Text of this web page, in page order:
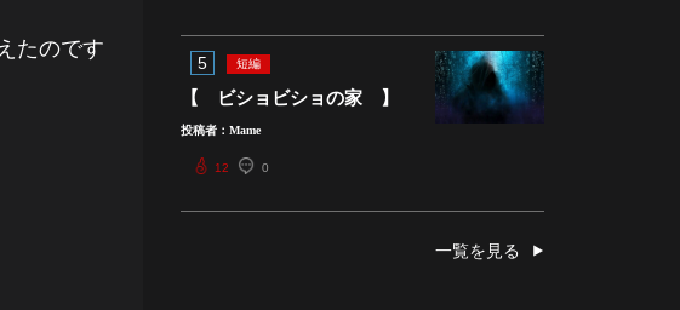
5 短編
【 ビショビショの家 】
投稿者：Mame
12 0
一覧を見る
たのです